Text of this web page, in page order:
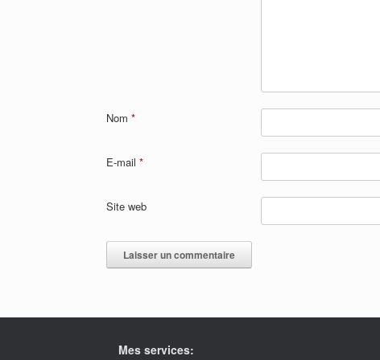
Nom *
E-mail *
Site web
Mes services: